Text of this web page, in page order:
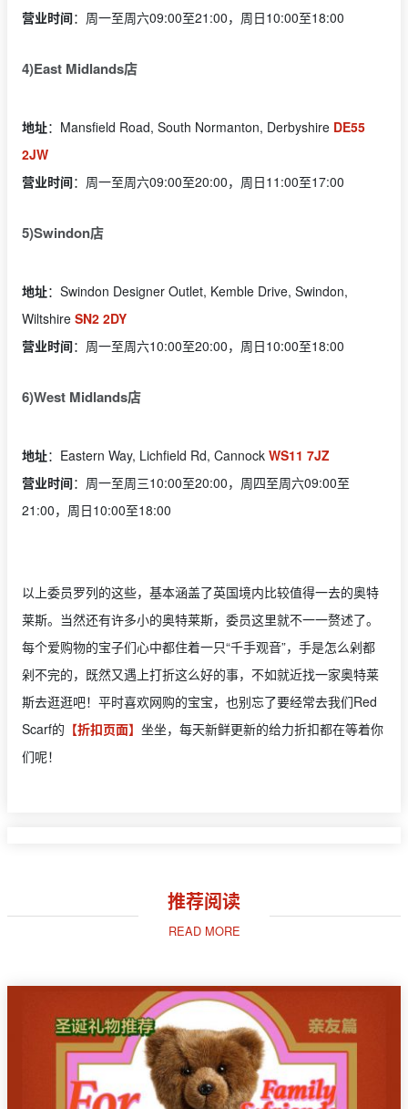
营业时间：周一至周六09:00至21:00，周日10:00至18:00
4)East Midlands店
地址：Mansfield Road, South Normanton, Derbyshire DE55
2JW
营业时间：周一至周六09:00至20:00，周日11:00至17:00
5)Swindon店
地址：Swindon Designer Outlet, Kemble Drive, Swindon,
Wiltshire SN2 2DY
营业时间：周一至周六10:00至20:00，周日10:00至18:00
6)West Midlands店
地址：Eastern Way, Lichfield Rd, Cannock WS11 7JZ
营业时间：周一至周三10:00至20:00，周四至周六09:00至
21:00，周日10:00至18:00
以上委员罗列的这些，基本涵盖了英国境内比较值得一去的奥特
莱斯。当然还有许多小的奥特莱斯，委员这里就不一一赘述了。
每个爱购物的宝子们心中都住着一只“千手观音”，手是怎么剁都
剁不完的，既然又遇上打折这么好的事，不如就近找一家奥特莱
斯去逛逛吧！平时喜欢网购的宝宝，也别忘了要经常去我们Red
Scarf的 【折扣页面】 坐坐，每天新鲜更新的给力折扣都在等着你
们呢！
推荐阅读
READ MORE